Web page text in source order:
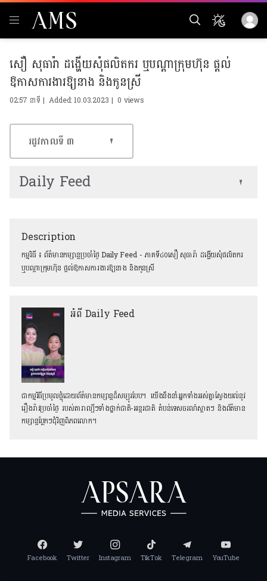
សឿ សុធារ៉ា ដង្ហើយសុំផលិតករ ឬបណ្តាក្រុមហ៊ុន ផ្តល់
ឱកាសការងារឱ្យនាង និងកូនស្រី
02:57 នាទី | Added: 10.03.2023 |0 views
Description
កម្មវិធី​ ៖ ព័ត៌មានកម្សាន្ដប្រចាំថ្ងៃ Daily Feed - ភាគទី៤០សឿ សុធារ៉ា ដង្ហើយសុំផលិតករ
ឬបណ្តាក្រុមហ៊ុន ផ្តល់ឱកាសការងារឱ្យនាង និងកូនស្រី
អំពី Daily Feed
ជាកម្មវិធីប្រមូលផ្ដុំដោយព័ត៌មានកម្សាន្តដ៏សម្បូរបែប។ យើងនឹងនាំអ្នកទាំងអស់គ្នាស្វែងយល់នូវ
រឿងរ៉ាវប្រចាំថ្ងៃ របស់តារាល្បីៗទាំងថ្នាក់ជាតិ-អន្តរជាតិ តំបន់ទេសចរណ៍ស្អាតៗ និង​ព័ត៌មាន
កម្សាន្តប្លែកៗជុំវិញពិភពលោក។
រដូវកាលទី​ ៣
Daily Feed
Facebook Twitter Instagram TikTok Telegram YouTube